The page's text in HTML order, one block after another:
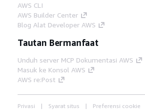
AWS CLI
AWS Builder Center
Blog Alat Developer AWS
Tautan Bermanfaat
Unduh server MCP Dokumentasi AWS
Masuk ke Konsol AWS
AWS re:Post
Privasi Syarat situs Preferensi cookie